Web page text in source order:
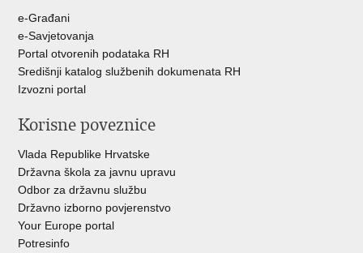
e-Građani
e-Savjetovanja
Portal otvorenih podataka RH
Središnji katalog službenih dokumenata RH
Izvozni portal
Korisne poveznice
Vlada Republike Hrvatske
Državna škola za javnu upravu
Odbor za državnu službu
Državno izborno povjerenstvo
Your Europe portal
Potresinfo